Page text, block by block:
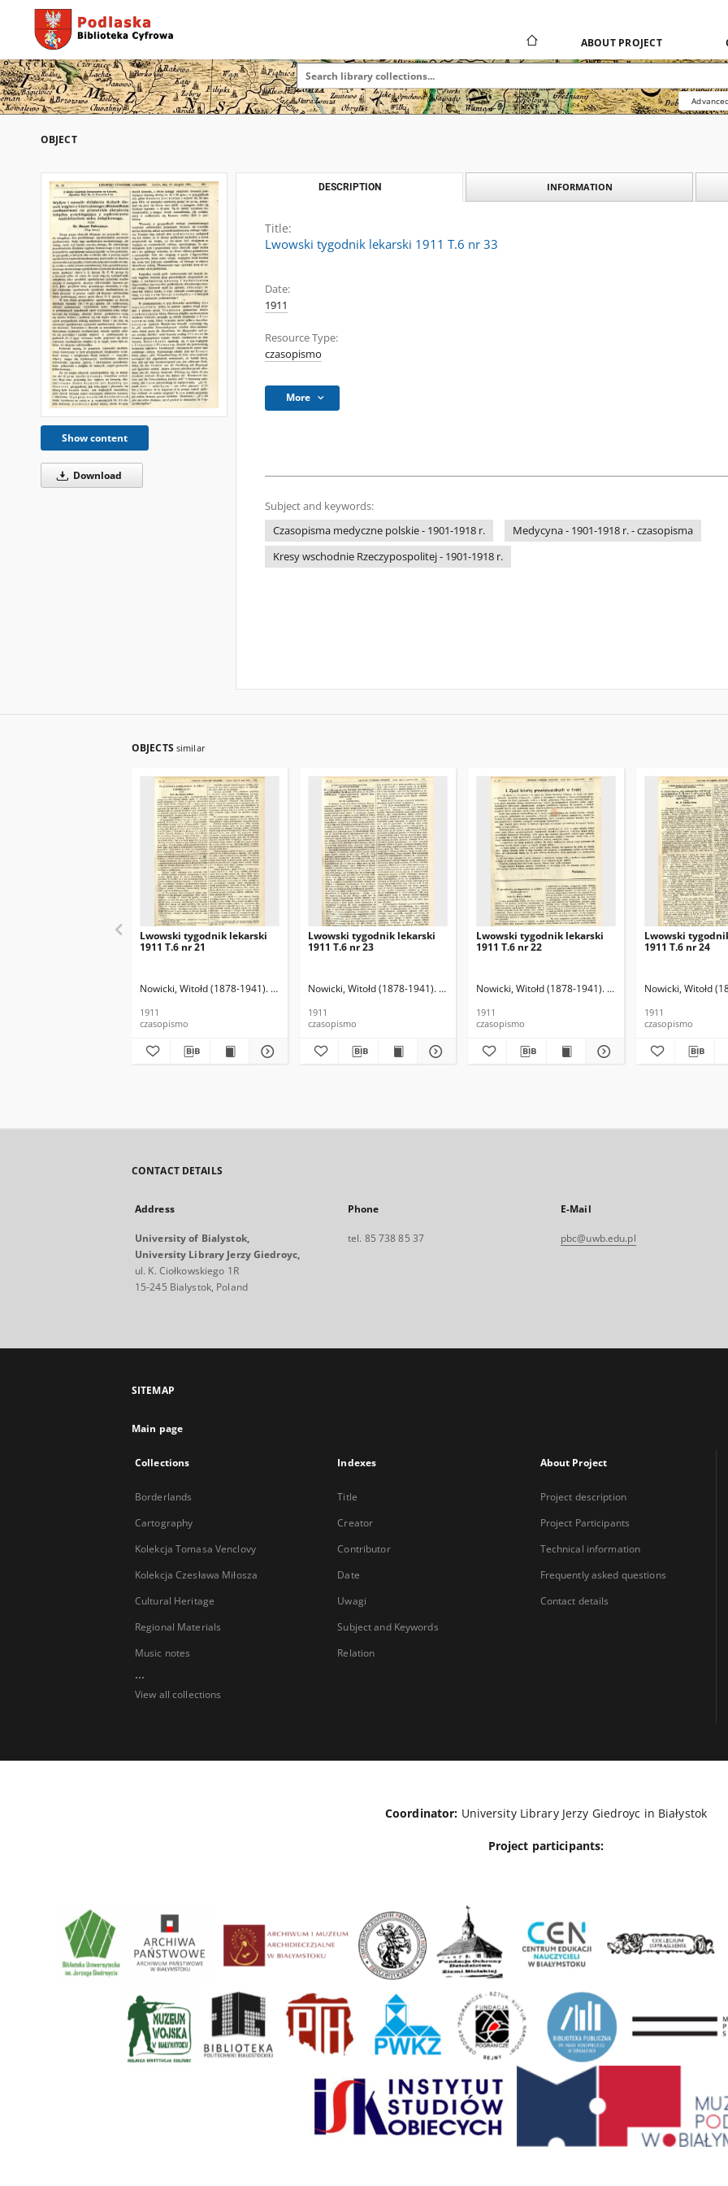
ABOUT PROJECT
OBJECT
Show content
Download
DESCRIPTION INFORMATION
Title:
Lwowski tygodnik lekarski 1911 T.6 nr 33
Date:
1911
Resource Type:
czasopismo
More
Subject and keywords:
Czasopisma medyczne polskie - 1901-1918 r.
Medycyna - 1901-1918 r. - czasopisma
Kresy wschodnie Rzeczypospolitej - 1901-1918 r.
OBJECTS similar
Lwowski tygodnik lekarski
1911 T.6 nr 21
Nowicki, Witołd (1878-1941). Red.
1911
czasopismo
Lwowski tygodnik lekarski
1911 T.6 nr 23
Nowicki, Witołd (1878-1941). Red.
1911
czasopismo
Lwowski tygodnik lekarski
1911 T.6 nr 22
Nowicki, Witołd (1878-1941). Red.
1911
czasopismo
Lwowski
1911 T.6 nr 24
Nowicki, Witołd
1911
czasopismo
CONTACT DETAILS
Address
University of Bialystok,
University Library Jerzy Giedroyc,
ul. K. Ciołkowskiego 1R
15-245 Bialystok, Poland
Phone
tel. 85 738 85 37
E-Mail
pbc@uwb.edu.pl
SITEMAP
Main page
Collections
Borderlands
Cartography
Kolekcja Tomasa Venclovy
Kolekcja Czesława Miłosza
Cultural Heritage
Regional Materials
Music notes
...
View all collections
Indexes
Title
Creator
Contributor
Date
Uwagi
Subject and Keywords
Relation
About Project
Project description
Project Participants
Technical information
Frequently asked questions
Contact details
Coordinator: University Library Jerzy Giedroyc in Białystok
Project participants: